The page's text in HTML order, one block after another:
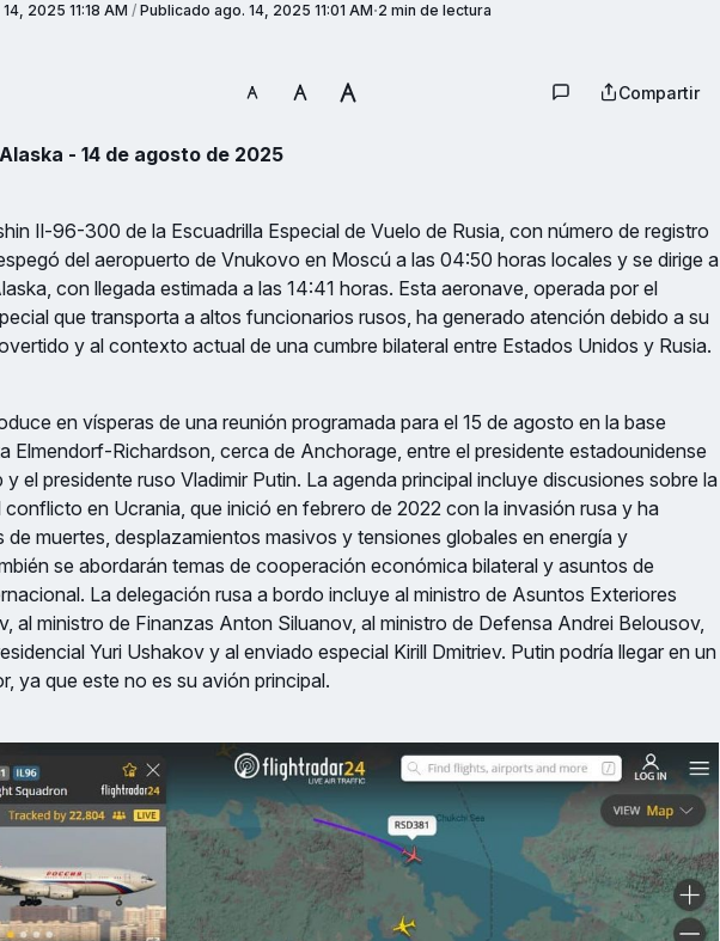
2025 11:18 AM / Publicado ago. 14, 2025 11:01 AM 2 min de lectura
Compartir
- 14 de agosto de 2025
Il-96-300 de la Escuadrilla Especial de Vuelo de Rusia, con número de registro
del aeropuerto de Vnukovo en Moscú a las 04:50 horas locales y se dirige a
con llegada estimada a las 14:41 horas. Esta aeronave, operada por el
que transporta a altos funcionarios rusos, ha generado atención debido a su
y al contexto actual de una cumbre bilateral entre Estados Unidos y Rusia.
en vísperas de una reunión programada para el 15 de agosto en la base
Elmendorf-Richardson, cerca de Anchorage, entre el presidente estadounidense
y el presidente ruso Vladimir Putin. La agenda principal incluye discusiones sobre la
conflicto en Ucrania, que inició en febrero de 2022 con la invasión rusa y ha
de muertes, desplazamientos masivos y tensiones globales en energía y
se abordarán temas de cooperación económica bilateral y asuntos de
La delegación rusa a bordo incluye al ministro de Asuntos Exteriores
al ministro de Finanzas Anton Siluanov, al ministro de Defensa Andrei Belousov,
Yuri Ushakov y al enviado especial Kirill Dmitriev. Putin podría llegar en un
ya que este no es su avión principal.